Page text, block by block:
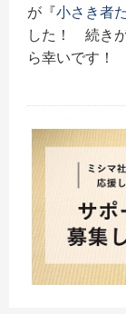
が『小さき者
した！ 続き
ら幸いです！